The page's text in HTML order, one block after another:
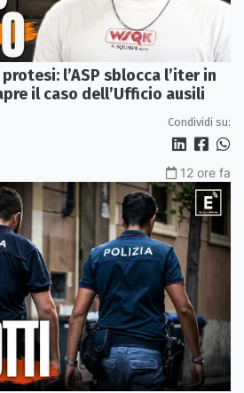
l’ASP sblocca l’iter in
il caso dell’Ufficio ausili
Condividi su:
12 ore fa